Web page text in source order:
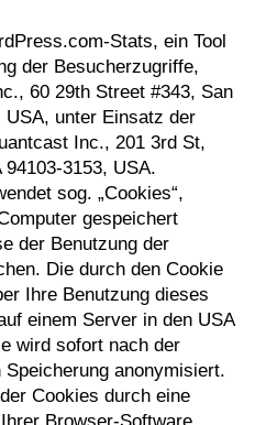
Stats, ein Tool
der Besucherzugriffe,
60 29th Street #343, San
USA, unter Einsatz der
Inc., 201 3rd St,
3153, USA.
sog. „Cookies“,
gespeichert
der Benutzung der
Die durch den Cookie
Ihre Benutzung dieses
einem Server in den USA
wird sofort nach der
anonymisiert.
Cookies durch eine